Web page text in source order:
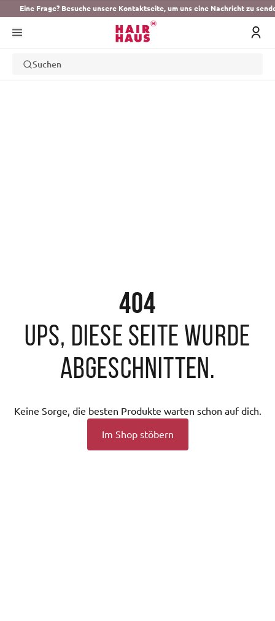
Eine Frage? Besuche unsere Kontaktseite, um uns eine Nachricht zu
Suchen
404
Ups, diese Seite wurde
abgeschnitten.
Keine Sorge, die besten Produkte warten schon auf dich.
Im Shop stöbern